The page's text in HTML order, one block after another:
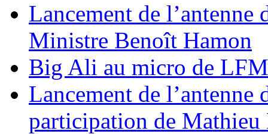
Lancement de
Ministre Benoît Hamon
Big Ali au micro de LFM
Lancement de l’antenne
participation de Mathieu